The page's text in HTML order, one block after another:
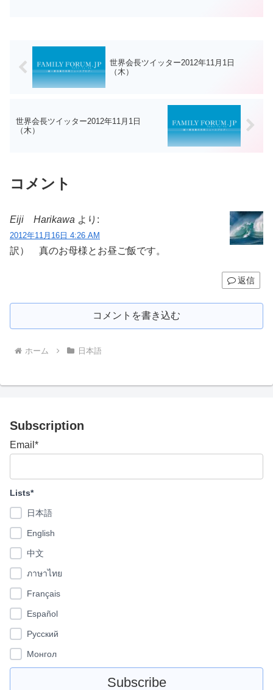
世界会長ツイッター2012年11月1日
（木）
世界会長ツイッター2012年11月1日
（木）
コメント
Eiji Harikawa より:
2012年11月16日 4:26 AM
訳） 真のお母様とお昼ご飯です。
返信
コメントを書き込む
ホーム 日本語
Subscription
Email*
Lists*
日本語
English
中文
ภาษาไทย
Français
Español
Pусский
Монгол